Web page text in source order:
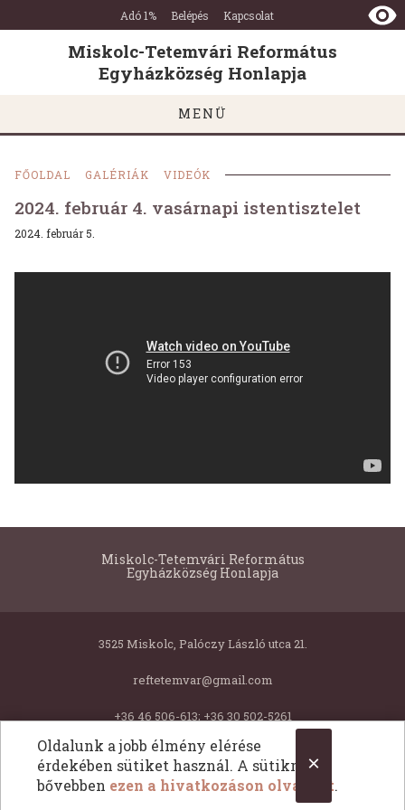
×
Oldalunk a jobb élmény elérése
érdekében sütiket használ. A sütikről
bővebben ezen a hivatkozáson olvashat.
Miskolc-
Tetemvári
Református
Egyházközség
Honlapja
Ugrás a tartalomra
Ugrás a láblécre
Adó 1% Belépés Kapcsolat
Miskolc-Tetemvári Református
Egyházközség Honlapja
MENÜ
FŐOLDAL GALÉRIÁK VIDEÓK
2024. február 4. vasárnapi istentisztelet
2024. február 5.
Miskolc-Tetemvári Református
Egyházközség Honlapja
3525 Miskolc, Palóczy László utca 21.
reftetemvar@gmail.com
+36 46 506-613; +36 30 502-5261
Copyright © 2026 Miskolc-Tetemvári Református Egyházközség Honlapja. Minden jog fentartva.
All Rights Reserved.